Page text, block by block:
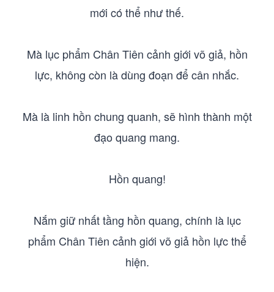
mới có thể như thế.
Mà lục phẩm Chân Tiên cảnh giới võ giả, hồn
lực, không còn là dùng đoạn để cân nhắc.
Mà là linh hồn chung quanh, sẽ hình thành một
đạo quang mang.
Hồn quang!
Nắm giữ nhất tầng hồn quang, chính là lục
phẩm Chân Tiên cảnh giới võ giả hồn lực thể
hiện.